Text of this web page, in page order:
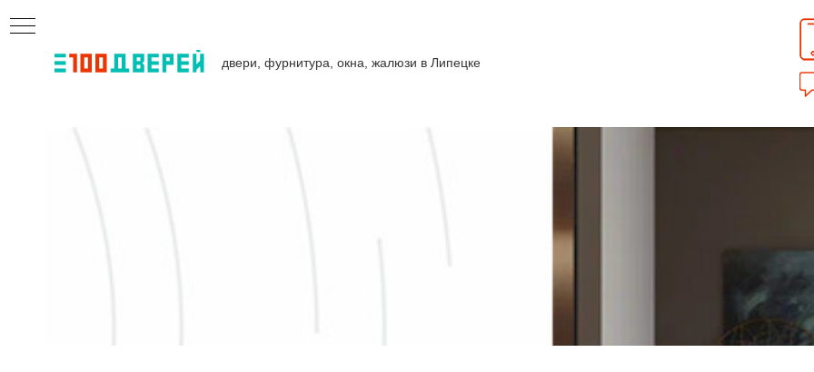
двери, фурнитура, окна, жалюзи в Липецке